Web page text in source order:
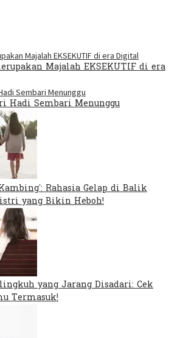
Majalah EKSEKUTIF di era
Hadi Sembari Menunggu
Rahasia Gelap di Balik
yang Bikin Heboh!
yang Jarang Disadari: Cek
Termasuk!